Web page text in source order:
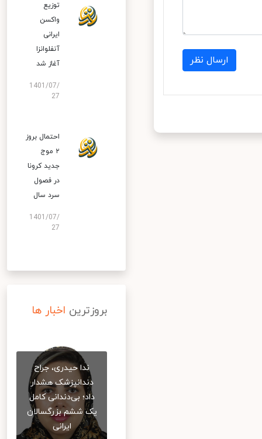
ارسال نظر
توزیع
واکسن
ایرانی
آنفلوانزا
آغاز شد
1401/07/
27
احتمال بروز
۲ موج
جدید کرونا
در فصول
سرد سال
1401/07/
27
بروزترین اخبار ها
ندا حیدری، جراح
دندانپزشک هشدار
داد؛ بی‌دندانی کامل
یک ششم بزرگسالان
ایرانی